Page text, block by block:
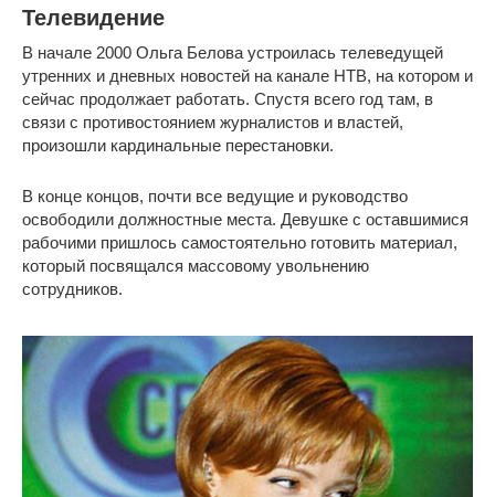
Телевидение
В начале 2000 Ольга Белова устроилась телеведущей
утренних и дневных новостей на канале НТВ, на котором и
сейчас продолжает работать. Спустя всего год там, в
связи с противостоянием журналистов и властей,
произошли кардинальные перестановки.
В конце концов, почти все ведущие и руководство
освободили должностные места. Девушке с оставшимися
рабочими пришлось самостоятельно готовить материал,
который посвящался массовому увольнению
сотрудников.